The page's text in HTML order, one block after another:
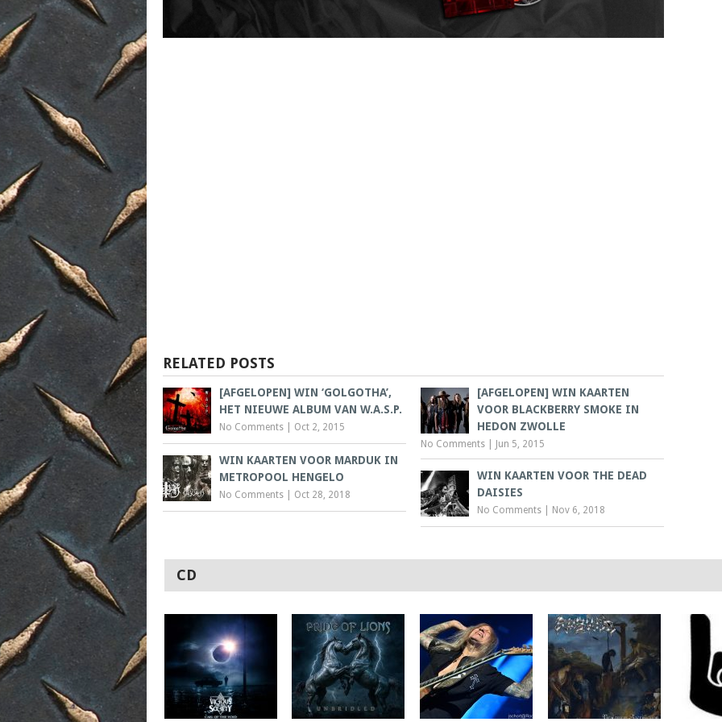
RELATED POSTS
[AFGELOPEN] WIN ‘GOLGOTHA’,
HET NIEUWE ALBUM VAN W.A.S.P.
No Comments Oct 2, 2015
[AFGELOPEN] WIN KAARTEN
VOOR BLACKBERRY SMOKE IN
HEDON ZWOLLE
No Comments Jun 5, 2015
WIN KAARTEN VOOR MARDUK IN
METROPOOL HENGELO
No Comments Oct 28, 2018
WIN KAARTEN VOOR THE DEAD
DAISIES
No Comments Nov 6, 2018
CD